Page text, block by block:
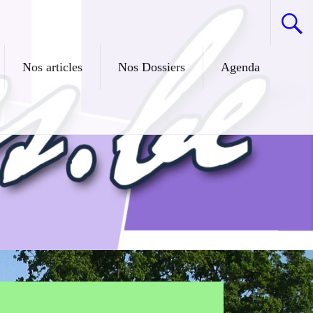
Nos articles Nos Dossiers Agenda